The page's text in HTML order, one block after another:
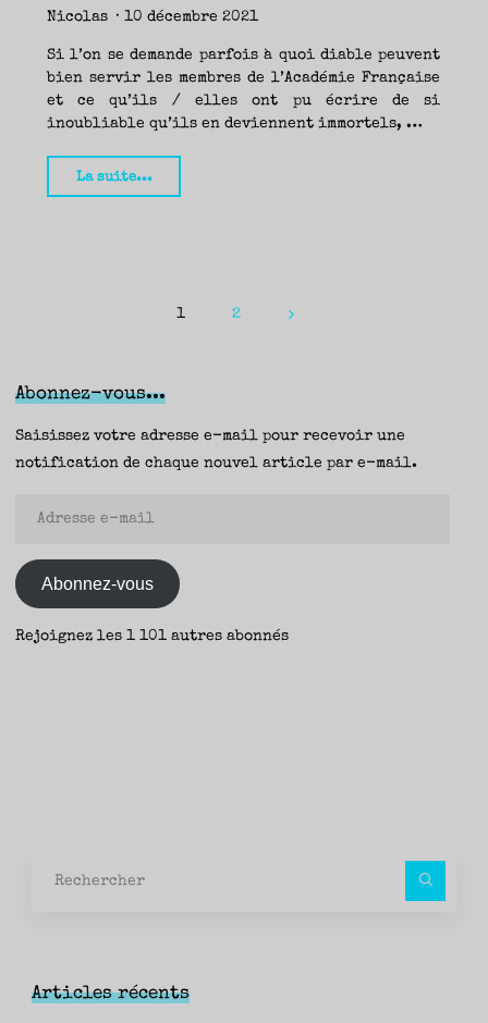
Aire(s)
Nicolas 10 décembre 2021
Si l’on se demande parfois à quoi diable peuvent
bien servir les membres de l’Académie Française
et ce qu’ils / elles ont pu écrire de si
inoubliable qu’ils en deviennent immortels, …
La suite...
d’une
Makine
/
Yann"
1 2
Abonnez-vous...
Saisissez votre adresse e-mail pour recevoir une
notification de chaque nouvel article par e-mail.
mail
Abonnez-vous
Rejoignez les 1 101 autres abonnés
Articles récents